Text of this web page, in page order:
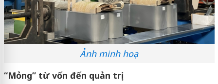
Ảnh minh hoạ
“Mỏng” từ vốn đến quản trị